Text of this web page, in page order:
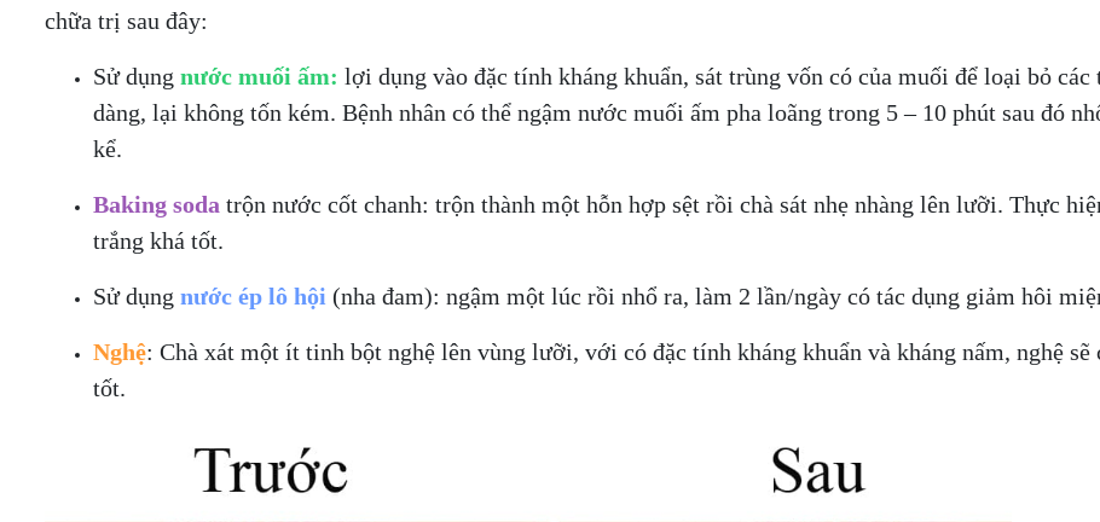
chữa trị sau đây:
Sử dụng nước muối ấm: lợi dụng vào đặc tính kháng khuẩn, sát trùng vốn có của muối để loại bỏ
dàng, lại không tốn kém. Bệnh nhân có thể ngậm nước muối ấm pha loãng trong 5 – 10 phút sau đó
kể.
Baking soda trộn nước cốt chanh: trộn thành một hỗn hợp sệt rồi chà sát nhẹ nhàng lên lưỡi. Thực
trắng khá tốt.
Sử dụng nước ép lô hội (nha đam): ngậm một lúc rồi nhổ ra, làm 2 lần/ngày có tác dụng giảm hôi
Nghệ: Chà xát một ít tinh bột nghệ lên vùng lưỡi, với có đặc tính kháng khuẩn và kháng nấm, nghệ
tốt.